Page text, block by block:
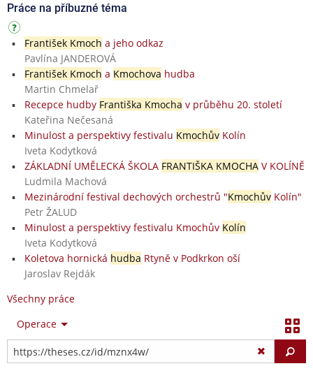
Práce na příbuzné téma
František Kmoch a jeho odkaz
Pavlína JANDEROVÁ
František Kmoch a Kmochova hudba
Martin Chmelař
Recepce hudby Františka Kmocha v průběhu 20. století
Kateřina Nečesaná
Minulost a perspektivy festivalu KmochůvKolín
Iveta Kodytková
ZÁKLADNÍ UMĚLECKÁ ŠKOLA FRANTIŠKA KMOCHAV KOLÍNĚ
Ludmila Machová
Mezinárodní festival dechových orchestrů "KmochůvKolín"
Petr ŽALUD
Minulost a perspektivy festivalu Kmochův Kolín
Iveta Kodytková
Koletova hornická hudba Rtyně v Podkrkon oší
Jaroslav Rejdák
Všechny práce
Operace